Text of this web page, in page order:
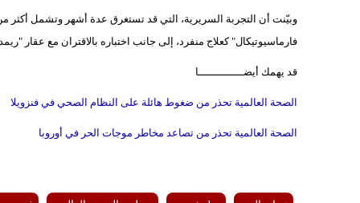
وبيّنت أن التجربة السريرية، التي قد تستغرق عدة أشهر وتشمل
فارماسيوتيكال" كعلاج منفرد، إلى جانب اختباره بالاقتران مع عقار
قد يهمك أيضــــــــــــــا
الصحة العالمية تحذر من ضغوط هائلة على النظام الصحي في فنزويلا
الصحة العالمية تحذر من تصاعد مخاطر موجات الحر في أوروبا